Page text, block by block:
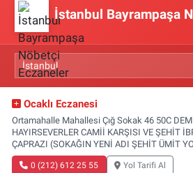
İstanbul Bayrampaşa
Ocaklı Eczanesi
Ortamahalle Mahallesi Çığ Sokak 46 50C
HAYIRSEVERLER CAMİİ KARŞISI VE ŞEHİT
ÇAPRAZI (SOKAĞIN YENİ ADI ŞEHİT ÜMİT
0 (212) 612 25 55 Yol Tarifi Al